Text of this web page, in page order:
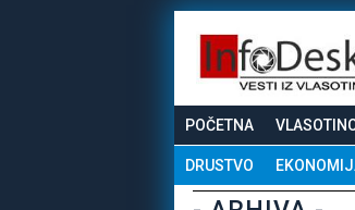
POČETNA
DRUSTVO